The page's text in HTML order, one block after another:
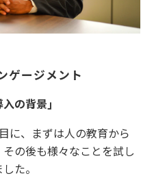
ゲージメント
の背景」
に、まずは人の教育から
の後も様々なことを試し
た。